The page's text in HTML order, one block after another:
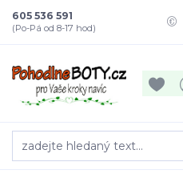
605 536 591
(Po-Pá od 8-17 hod)